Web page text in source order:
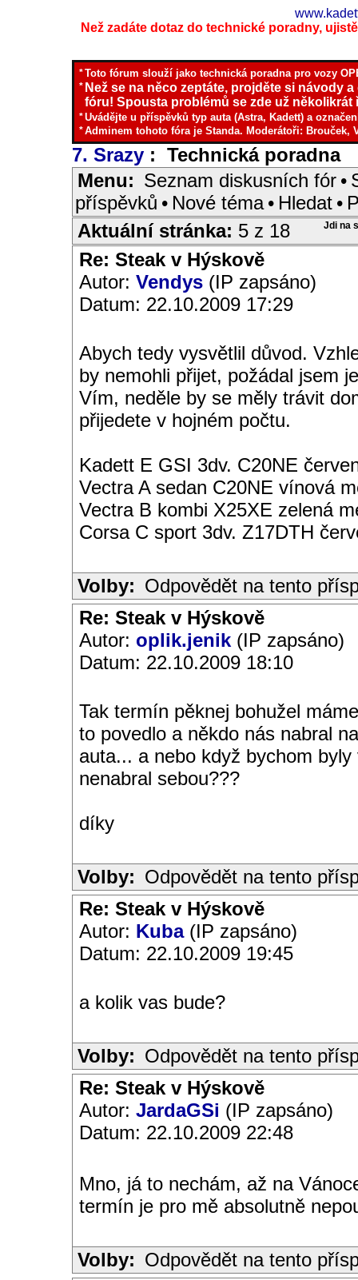
Než zadáte dotaz do technické poradny,
*Toto fórum slouží jako technická poradna pro vozy
* Než se na něco zeptáte, projděte si návody
fóru! Spousta problémů se zde už několikrát
*Uvádějte u příspěvků typ auta (Astra, Kadett) a
*Adminem tohoto fóra je Standa. Moderátoři: Brouček,
7. Srazy : Technická poradna
Menu: Seznam diskusních fór •
příspěvků • Nové téma • Hledat •
Jdi na
Aktuální stránka: 5 z 18
Re: Steak v Hýskově
Autor: Vendys (IP zapsáno)
Datum: 22.10.2009 17:29
Abych tedy vysvětlil důvod.
by nemohli přijet, požádal jsem
Vím, neděle by se měly trávit
přijedete v hojném počtu.
Kadett E GSI 3dv. C20NE
Vectra A sedan C20NE vínová
Vectra B kombi X25XE zelená
Corsa C sport 3dv. Z17DTH
Volby: Odpovědět na tento
Re: Steak v Hýskově
Autor: oplik.jenik (IP zapsáno)
Datum: 22.10.2009 18:10
Tak termín pěknej bohužel
to povedlo a někdo nás nabral
auta... a nebo když bychom
nenabral sebou???
díky
Volby: Odpovědět na tento
Re: Steak v Hýskově
Autor: Kuba(IP zapsáno)
Datum: 22.10.2009 19:45
a kolik vas bude?
Volby: Odpovědět na tento
Re: Steak v Hýskově
Autor: JardaGSi (IP zapsáno)
Datum: 22.10.2009 22:48
Mno, já to nechám, až na
termín je pro mě absolutně
Volby: Odpovědět na tento